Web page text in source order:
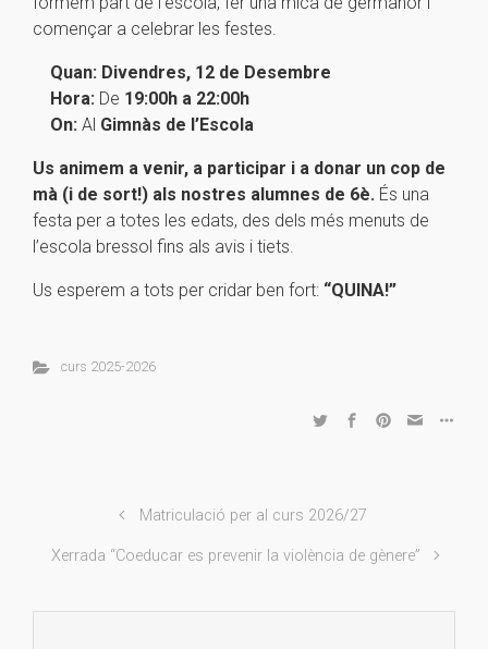
començar a celebrar les festes.
Quan: Divendres, 12 de Desembre
Hora: De 19:00h a 22:00h
On: Al Gimnàs de l’Escola
Us animem a venir, a participar i a donar un cop de
mà (i de sort!) als nostres alumnes de 6è. És una
festa per a totes les edats, des dels més menuts de
l’escola bressol fins als avis i tiets.
Us esperem a tots per cridar ben fort: “QUINA!”
curs 2025-2026
Matriculació per al curs 2026/27
Xerrada “Coeducar es prevenir la violència de gènere”